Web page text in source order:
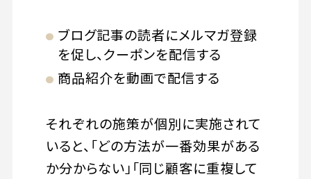
ブログ記事の読者にメルマガ登録
を促し、クーポンを配信する
商品紹介を動画で配信する
それぞれの施策が個別に実施されて
いると、「どの方法が一番効果がある
か分からない」「同じ顧客に重複して